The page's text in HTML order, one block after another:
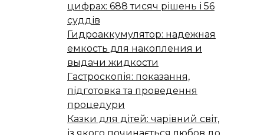
цифрах: 688 тисяч рішень і 56
суддів
Гидроаккумулятор: надежная
емкость для накопления и
выдачи жидкости
Гастроскопія: показання,
підготовка та проведення
процедури
Казки для дітей: чарівний світ,